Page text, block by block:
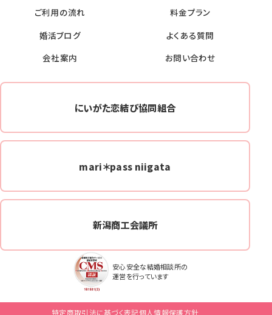
ご利用の流れ
料金プラン
婚活ブログ
よくある質問
会社案内
お問い合わせ
にいがた恋結び協同組合
mari＊pass niigata
新潟商工会議所
安心安全な結婚相談所の
運営を行っています
特定商取引法に基づく表記個人情報保護方針